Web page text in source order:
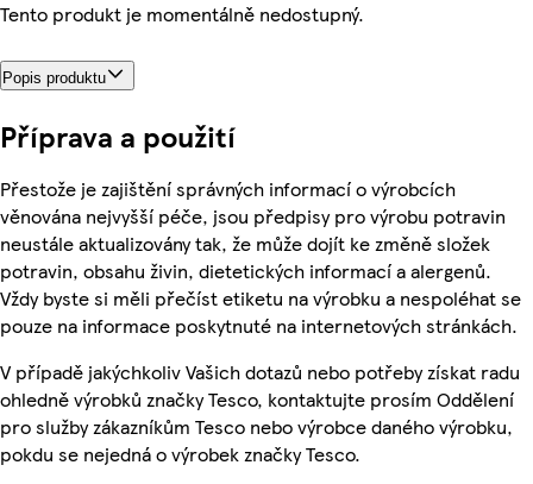
Tento produkt je momentálně nedostupný.
Popis produktu
Příprava a použití
Přestože je zajištění správných informací o výrobcích
věnována nejvyšší péče, jsou předpisy pro výrobu potravin
neustále aktualizovány tak, že může dojít ke změně složek
potravin, obsahu živin, dietetických informací a alergenů.
Vždy byste si měli přečíst etiketu na výrobku a nespoléhat se
pouze na informace poskytnuté na internetových stránkách.
V případě jakýchkoliv Vašich dotazů nebo potřeby získat radu
ohledně výrobků značky Tesco, kontaktujte prosím Oddělení
pro služby zákazníkům Tesco nebo výrobce daného výrobku,
pokdu se nejedná o výrobek značky Tesco.